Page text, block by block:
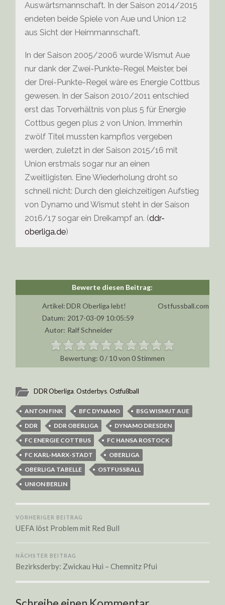
Auswärtsmannschaft. In der Saison 2014/2015
endeten beide Spiele von Aue und Union 1:2
aus Sicht der Heimmannschaft.
In der Saison 2005/2006 wurde Wismut Aue
nur dank der Zwei-Punkte-Regel Meister, bei
der Drei-Punkte-Regel wäre es Energie Cottbus
gewesen. In der Saison 2010/2011 entschied
erst das Torverhältnis von plus 5 für Energie
Cottbus gegen plus 2 von Union. Immerhin
zwölf Titel mussten kampflos vergeben
werden, zuletzt in der Saison 2015/16 mit
Union erstmals sogar nur an einen
Zweitligisten. Eine Wiederholung droht so
schnell nicht: Durch den gleichzeitigen Aufstieg
von Dynamo und Wismut steht in der Saison
2016/17 sogar ein Dreikampf an. (ddr-
oberliga.de)
Artikel:DDR Oberliga lebt!
Ostfussball.com
Datum: 2017-03-09 10:05:59
Autor: Ralf Schneider
0/ 10von 0Stimmen
DDR Oberliga,Ostderbys,Ostfußball
ANTON FINK BFC DYNAMO
BSG WISMUT AUE
DDR
DDR OBERLIGA
DYNAMO DRESDEN
FC ENERGIE COTTBUS
FC HANSA ROSTOCK
FC KARL-MARX-STADT
OBERLIGA
OBERLIGA TABELLE
OSTFUSSBALL
UNION BERLIN
VORHERIGER BEITRAG
UEFA löst Problem mit Red Bull
NÄCHSTER BEITRAG
Bezirksderby: Zwickau Hui – Chemnitz Pfui